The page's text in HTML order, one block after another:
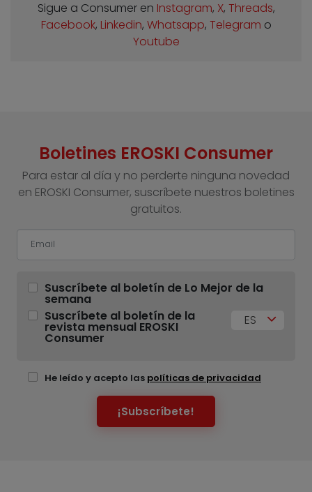
Sigue a Consumer en Instagram, X, Threads,
Facebook, Linkedin, Whatsapp, Telegram o
Youtube
Boletines EROSKI Consumer
Para estar al día y no perderte ninguna novedad
en EROSKI Consumer, suscríbete nuestros boletines
gratuitos.
Suscríbete al boletín de Lo Mejor de la
semana
Suscríbete al boletín de la
revista mensual EROSKI
Consumer
ES
He leído y acepto las políticas de privacidad
¡Subscríbete!